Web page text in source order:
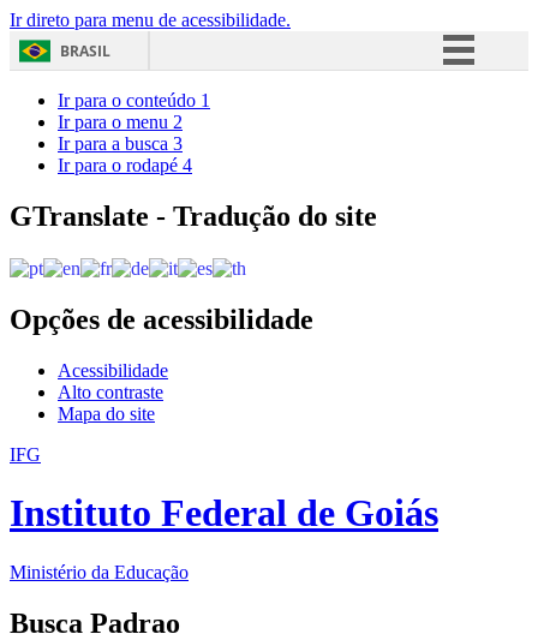
Ir direto para menu de acessibilidade.
BRASIL
Acesso à informação
Ir para o conteúdo 1
Ir para o menu 2
Ir para a busca 3
Ir para o rodapé 4
GTranslate - Tradução do site
Opções de acessibilidade
Acessibilidade
Alto contraste
Mapa do site
IFG
Instituto Federal de Goiás
Ministério da Educação
Busca Padrao